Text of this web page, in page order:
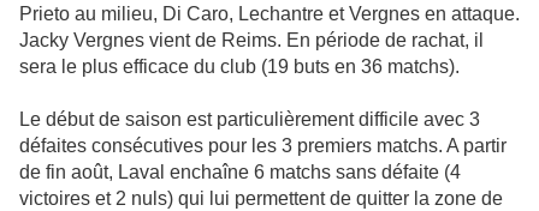
Prieto au milieu, Di Caro, Lechantre et Vergnes en attaque.
Jacky Vergnes vient de Reims. En période de rachat, il
sera le plus efficace du club (19 buts en 36 matchs).
Le début de saison est particulièrement difficile avec 3
défaites consécutives pour les 3 premiers matchs. A partir
de fin août, Laval enchaîne 6 matchs sans défaite (4
victoires et 2 nuls) qui lui permettent de quitter la zone de